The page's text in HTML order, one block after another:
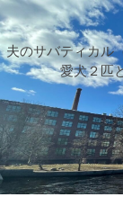
夫のサバティカル
愛犬２匹